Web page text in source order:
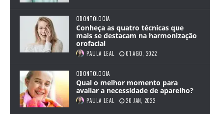
ODONTOLOGIA
Conheça as quatro técnicas que
mais se destacam na harmonização
orofacial
PAULA LEAL 01 AGO, 2022
ODONTOLOGIA
Qual o melhor momento para
avaliar a necessidade de aparelho?
PAULA LEAL 20 JAN, 2022